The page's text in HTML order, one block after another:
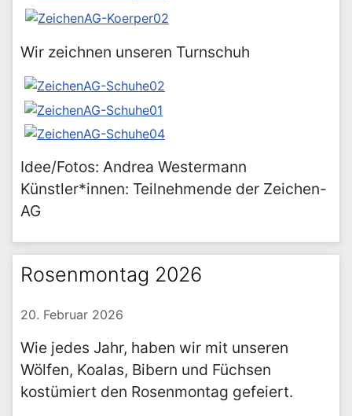
Wir zeichnen unseren Turnschuh
Idee/Fotos: Andrea Westermann
Künstler*innen: Teilnehmende der Zeichen-
AG
Rosenmontag 2026
20. Februar 2026
Wie jedes Jahr, haben wir mit unseren
Wölfen, Koalas, Bibern und Füchsen
kostümiert den Rosenmontag gefeiert.